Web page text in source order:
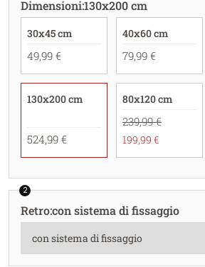
Dimensioni:130x200 cm
30x45 cm
49,99 €
40x60 cm
79,99 €
130x200 cm
524,99 €
80x120 cm
239,99 €
199,99 €
2
Retro:con sistema di fissaggio